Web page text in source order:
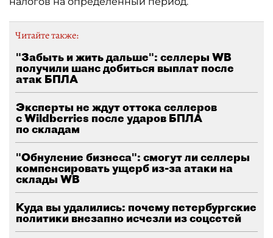
Читайте также:
"Забыть и жить дальше": селлеры WB
получили шанс добиться выплат после
атак БПЛА
Эксперты не ждут оттока селлеров
с Wildberries после ударов БПЛА
по складам
"Обнуление бизнеса": смогут ли селлеры
компенсировать ущерб из-за атаки на
склады WB
Куда вы удалились: почему петербургские
политики внезапно исчезли из соцсетей